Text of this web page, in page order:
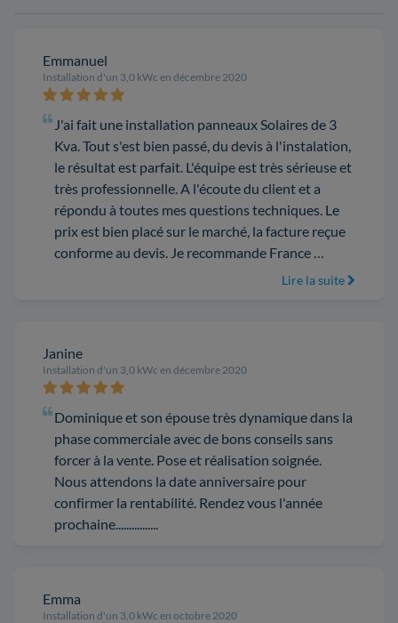
Emmanuel
Installation d'un 3,0 kWc en décembre 2020
J'ai fait une installation panneaux Solaires de 3
Kva. Tout s'est bien passé, du devis à l'instalation,
le résultat est parfait. L'équipe est très sérieuse et
très professionnelle. A l'écoute du client et a
répondu à toutes mes questions techniques. Le
prix est bien placé sur le marché, la facture reçue
conforme au devis. Je recommande France …
Lire la suite
Janine
Installation d'un 3,0 kWc en décembre 2020
Dominique et son épouse très dynamique dans la
phase commerciale avec de bons conseils sans
forcer à la vente. Pose et réalisation soignée.
Nous attendons la date anniversaire pour
confirmer la rentabilité. Rendez vous l'année
prochaine................
Emma
Installation d'un 3,0 kWc en octobre 2020